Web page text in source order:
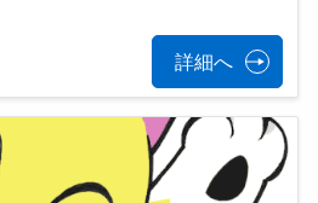
詳細へ